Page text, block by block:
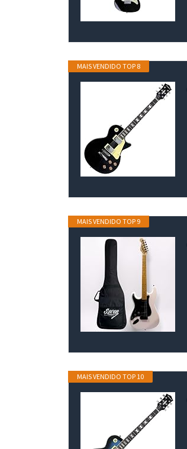
MAIS VENDIDO TOP 8
MAIS VENDIDO TOP 9
MAIS VENDIDO TOP 10